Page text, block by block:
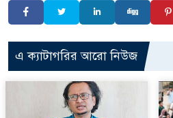
এ ক্যাটাগরির আরো নিউজ